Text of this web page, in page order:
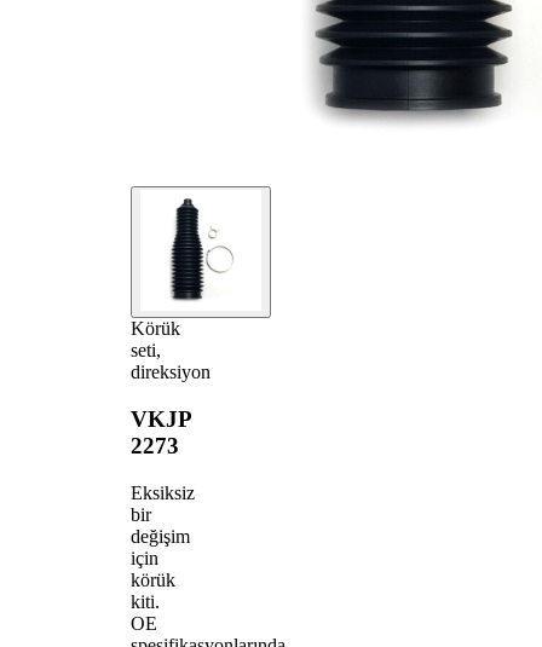
Körük
seti,
direksiyon
VKJP
2273
Eksiksiz
bir
değişim
için
körük
kiti.
OE